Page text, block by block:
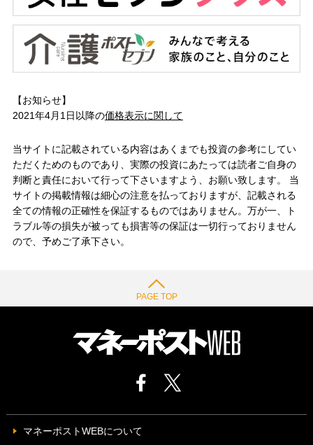
【お知らせ】
2021年4月1日以降の価格表示に関して
当サイトに記載されている内容はあくまでも投資の参考にしてい
ただくためのものであり、実際の投資にあたっては読者ご自身の
判断と責任において行って下さいますよう、お願い致します。 当
サイトの掲載情報は細心の注意を払っておりますが、記載される
全ての情報の正確性を保証するものではありません。万が一、ト
ラブル等の損失が被っても損害等の保証は一切行っておりません
ので、予めご了承下さい。
PAGE TOP
マネーポストWEBについて